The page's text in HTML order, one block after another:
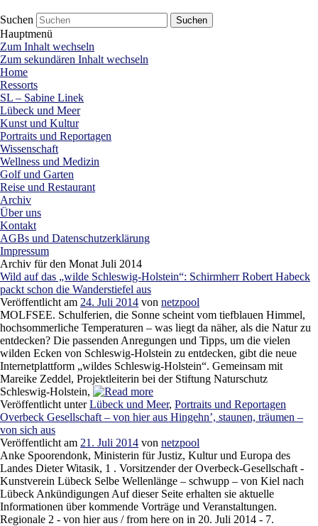
Suchen
Hauptmenü
Zum Inhalt wechseln
Zum sekundären Inhalt wechseln
Home
Ressorts
SL – Sabine Linek
Lübeck und Meer
Kunst und Kultur
Portraits und Reportagen
Wissenschaft
Wellness und Medizin
Golf und Garten
Reise und Restaurant
Archiv
Über uns
Kontakt
AGBs und Datenschutzerklärung
Impressum
Archiv für den Monat Juli 2014
Wild auf das „wilde Schleswig-Holstein“: Schirmherr Robert Habeck
packt schon die Wanderstiefel aus
Veröffentlicht am 24. Juli 2014 von netzpool
MOLFSEE. Schulferien, die Sonne scheint vom tiefblauen Himmel,
hochsommerliche Temperaturen – was liegt da näher, als die Natur zu
entdecken? Die passenden Anregungen und Tipps, um die vielen
wilden Ecken von Schleswig-Holstein zu entdecken, gibt die neue
Internetplattform „wildes Schleswig-Holstein“. Gemeinsam mit
Mareike Zeddel, Projektleiterin bei der Stiftung Naturschutz
Schleswig-Holstein,
Veröffentlicht unter Lübeck und Meer, Portraits und Reportagen
Overbeck Gesellschaft – von hier aus Hingehn’, staunen, träumen –
von sich aus
Veröffentlicht am 21. Juli 2014 von netzpool
Anke Spoorendonk, Ministerin für Justiz, Kultur und Europa des
Landes Dieter Witasik, 1 . Vorsitzender der Overbeck-Gesellschaft -
Kunstverein Lübeck Selbe Wellenlänge – schwupp – von Kiel nach
Lübeck Ankündigungen Auf dieser Seite erhalten sie aktuelle
Informationen über kommende Vorträge und Veranstaltungen.
Regionale 2 - von hier aus / from here on in 20. Juli 2014 - 7.